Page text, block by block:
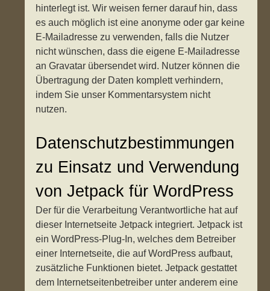
hinterlegt ist. Wir weisen ferner darauf hin, dass
es auch möglich ist eine anonyme oder gar keine
E-Mailadresse zu verwenden, falls die Nutzer
nicht wünschen, dass die eigene E-Mailadresse
an Gravatar übersendet wird. Nutzer können die
Übertragung der Daten komplett verhindern,
indem Sie unser Kommentarsystem nicht
nutzen.
Datenschutzbestimmungen
zu Einsatz und Verwendung
von Jetpack für WordPress
Der für die Verarbeitung Verantwortliche hat auf
dieser Internetseite Jetpack integriert. Jetpack ist
ein WordPress-Plug-In, welches dem Betreiber
einer Internetseite, die auf WordPress aufbaut,
zusätzliche Funktionen bietet. Jetpack gestattet
dem Internetseitenbetreiber unter anderem eine